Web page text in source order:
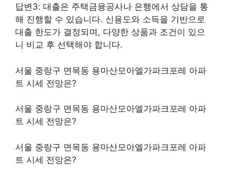
답변3: 대출은 주택금융공사나 은행에서 상담을 통
해 진행할 수 있습니다. 신용도와 소득을 기반으로
대출 한도가 결정되며, 다양한 상품과 조건이 있으
니 비교 후 선택해야 합니다.
서울 중랑구 면목동 용마산모아엘가파크포레 아파
트 시세 전망은?
서울 중랑구 면목동 용마산모아엘가파크포레 아파
트 시세 전망은?
서울 중랑구 면목동 용마산모아엘가파크포레 아파
트 시세 전망은?